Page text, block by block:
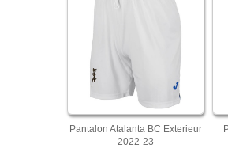
Pantalon Atalanta BC Exterieur
2022-23